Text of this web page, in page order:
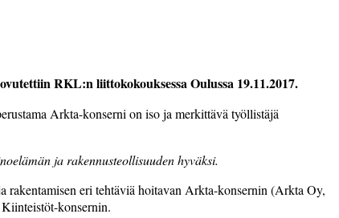
RKL:n liittokokouksessa Oulussa 19.11.2017.
Arkta-konserni on iso ja merkittävä työllistäjä
ja rakennusteollisuuden hyväksi.
eri tehtäviä hoitavan Arkta-konsernin (Arkta Oy,
konsernin.